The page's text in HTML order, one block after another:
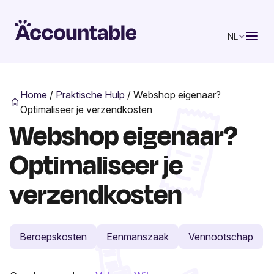
NL
Home / Praktische Hulp /Webshop eigenaar?
Optimaliseer je verzendkosten
Webshop eigenaar?
Optimaliseer je
verzendkosten
Beroepskosten Eenmanszaak Vennootschap